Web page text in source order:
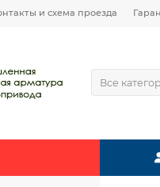
и схема проезда
Все